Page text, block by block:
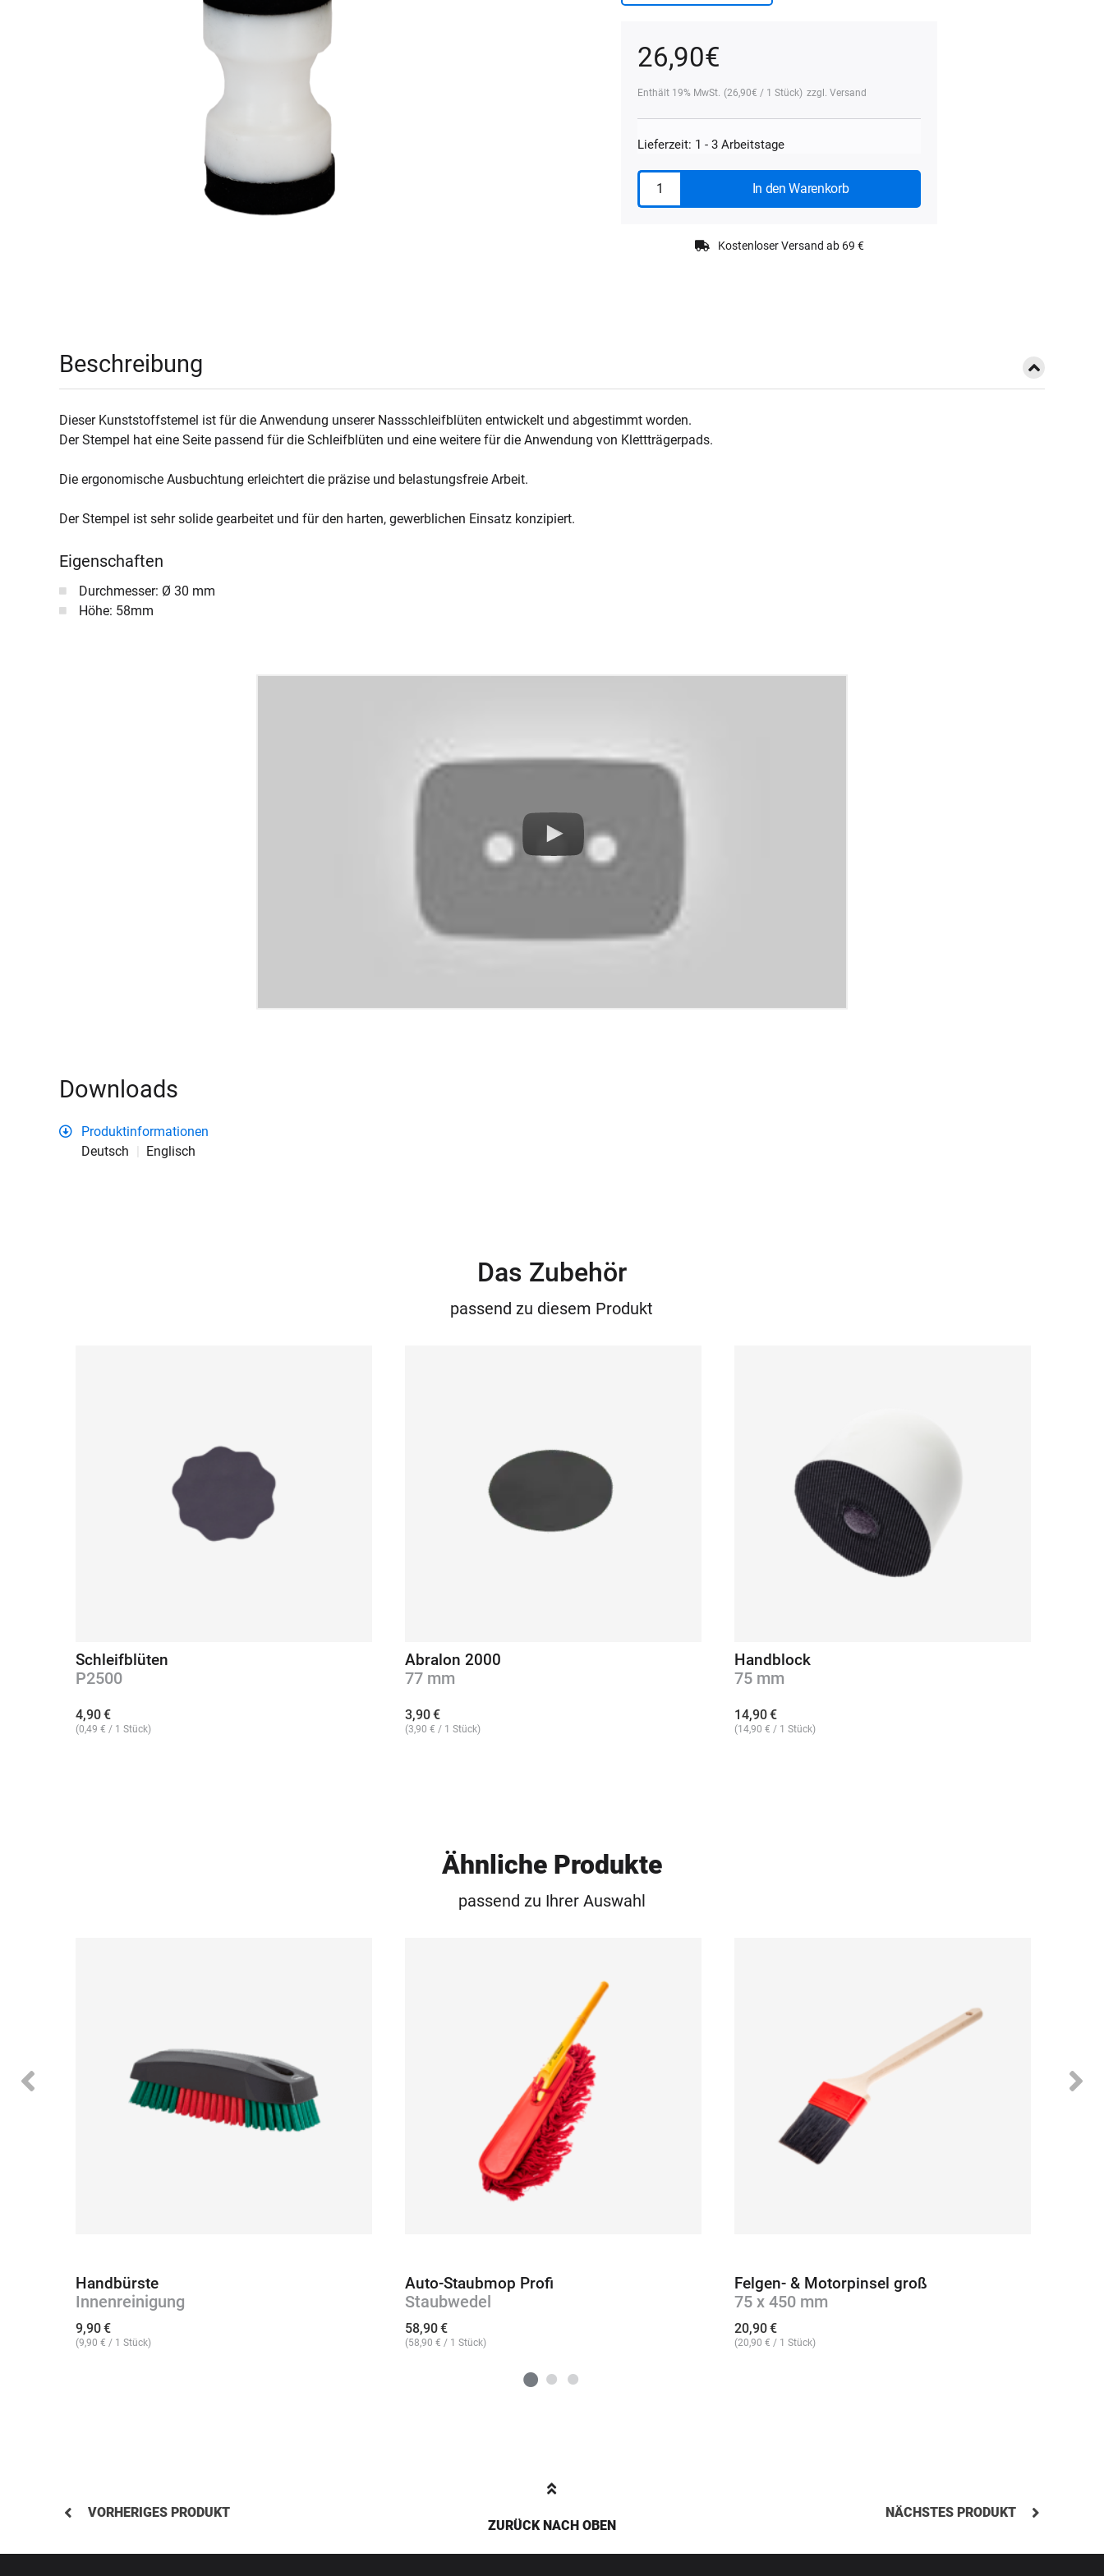
26,90€
Enthält 19% MwSt. (26,90€ / 1 Stück) zzgl. Versand
Lieferzeit: 1 - 3 Arbeitstage
Koch
Chemie
In den Warenkorb
Kostenloser Versand ab 69 €
Beschreibung
Dieser Kunststoffstemel ist für die Anwendung unserer Nassschleifblüten entwickelt und abgestimmt worden.
Der Stempel hat eine Seite passend für die Schleifblüten und eine weitere für die Anwendung von Klettträgerpads.
Die ergonomische Ausbuchtung erleichtert die präzise und belastungsfreie Arbeit.
Der Stempel ist sehr solide gearbeitet und für den harten, gewerblichen Einsatz konzipiert.
Eigenschaften
Durchmesser: Ø 30 mm
Höhe: 58mm
Downloads
Produktinformationen
Deutsch
Englisch
Das Zubehör
passend zu diesem Produkt
Schleifblüten
P2500
4,90€
(0,49 € / 1 Stück)
Abralon 2000
77 mm
3,90€
(3,90 € / 1 Stück)
Handblock
75 mm
14,90€
(14,90 € / 1 Stück)
Ähnliche Produkte
passend zu Ihrer Auswahl
Handbürste
Innenreinigung
9,90€
(9,90 € / 1 Stück)
Auto-Staubmop Profi
Staubwedel
58,90€
(58,90 € / 1 Stück)
Felgen- & Motorpinsel groß
75 x 450 mm
20,90€
(20,90 € / 1 Stück)
VORHERIGES PRODUKT
NÄCHSTES PRODUKT
ZURÜCK NACH OBEN